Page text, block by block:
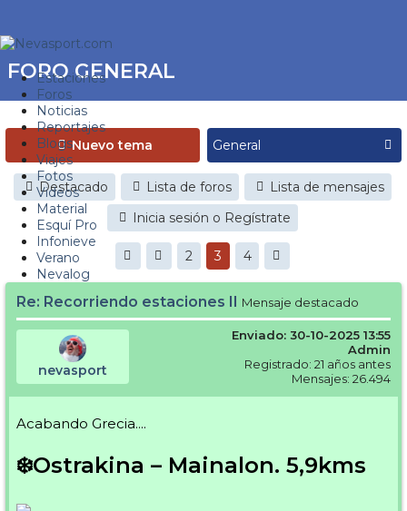
Estaciones
Foros
Noticias
Reportajes
Blogs
Viajes
Fotos
Videos
Material
Esquí Pro
Infonieve
Verano
Nevalog
FORO GENERAL
Nuevo tema
Destacado Lista de foros
Lista de mensajes
Inicia sesión o Regístrate
2 3 4
Re: Recorriendo estaciones II Mensaje destacado
nevasport
Enviado: 30-10-2025 13:55
Admin
Registrado: 21 años antes
Mensajes: 26.494
Acabando Grecia....
❄️Ostrakina – Mainalon. 5,9kms